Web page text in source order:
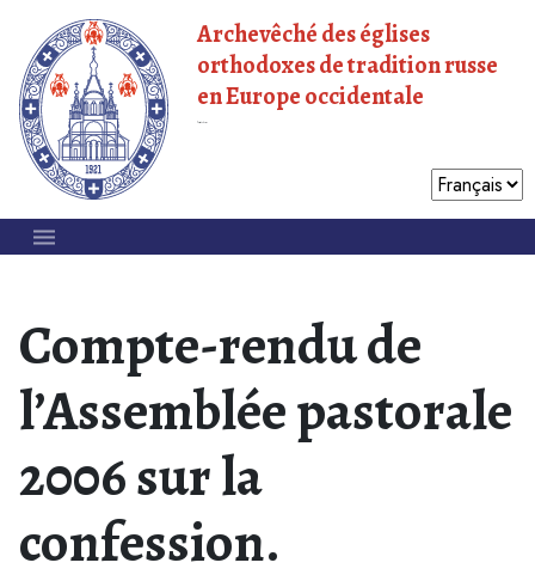
Archevêché des églises
orthodoxes de tradition russe
en Europe occidentale
Compte-rendu de
l’Assemblée pastorale
2006 sur la
confession.